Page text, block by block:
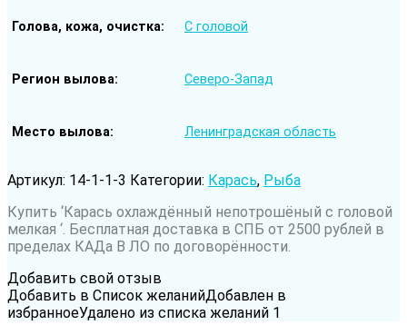
Голова, кожа, очистка С головой
Регион вылова Северо-Запад
Место вылова Ленинградская область
Артикул: 14-1-1-3 Категории: Карась, Рыба
Купить ‘Карась охлаждённый непотрошёный с головой
мелкая ‘. Бесплатная доставка в СПБ от 2500 рублей в
пределах КАДа В ЛО по договорённости.
Добавить свой отзыв
Добавить в Список желанийДобавлен в
избранноеУдалено из списка желаний 1